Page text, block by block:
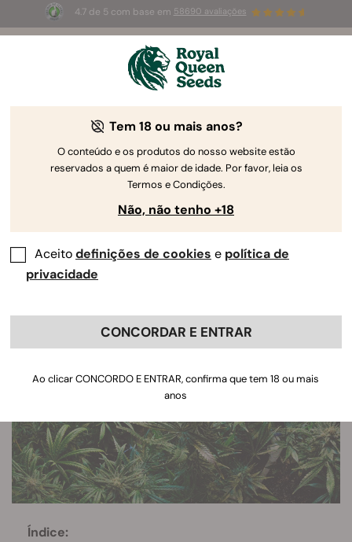
4.7 de 5 com base em 58690 avaliações
Summer Sales: até 50%
de desconto! ⏤
O Guia Supremo para Equipamento de
Cultivo Interior de Canábis
Índice:
Tem 18 ou mais anos?
O conteúdo e os produtos do nosso website estão
reservados a quem é maior de idade. Por favor, leia os
Termos e Condições.
Não, não tenho +18
Aceitodefinições de cookies e política de
privacidade
CONCORDAR E ENTRAR
Ao clicar CONCORDO E ENTRAR, confirma que tem 18 ou mais
anos